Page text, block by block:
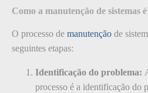
Como a manutenção de sistemas
O processo de manutenção de
seguintes etapas:
Identificação do problema:
processo é a identificação do